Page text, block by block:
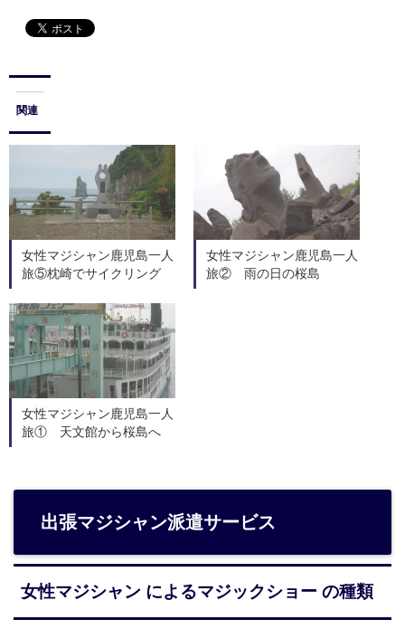
関連
女性マジシャン鹿児島一人
旅⑤枕崎でサイクリング
女性マジシャン鹿児島一人
旅② 雨の日の桜島
女性マジシャン鹿児島一人
旅① 天文館から桜島へ
出張マジシャン派遣サービス
女性マジシャン によるマジックショー の種類